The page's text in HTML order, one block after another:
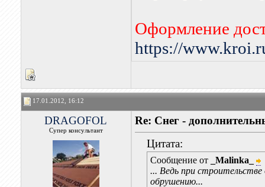
Оформление
https://
17.01.2012, 16:12
DRAGOFOL
Супер консультант
Re: Снег -
Цитата:
Сообщение от
_Malinka_
... Ведь при
обрушению...